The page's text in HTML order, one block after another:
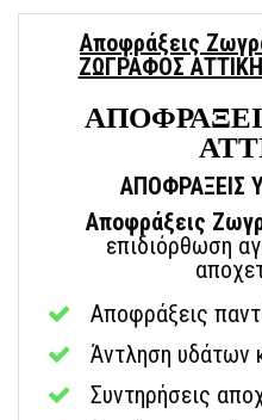
Αποφράξεις
ΖΩΓΡΑΦΟΣ
ΑΠΟΦΡΑΞΕΙΣ
Αποφράξεις
επιδιόρθωση
Aποφράξεις
Άντληση υδάτων
Συντηρήσεις